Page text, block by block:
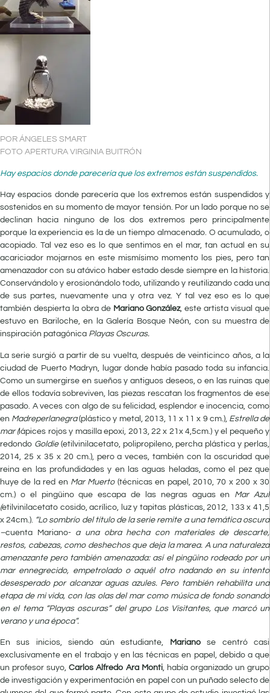
POR ÁNGELES SMART
FOTO APERTURA VIRGINIA BUITRÓN
Hay espacios donde parecería que los extremos están suspendidos.
Hay espacios donde parecería que los extremos están suspendidos y
sostenidos en su momento de mayor tensión. Por un lado porque no se
declinan hacia ninguno de los dos extremos pero principalmente
porque la experiencia es la de un tiempo almacenado. O acumulado, o
acopiado. Tal vez eso es lo que sentimos en el mar, tan actual en su
acariciador mojarnos en este mismísimo momento los pies, pero tan
amenazador con su atávico haber estado desde siempre en la historia.
Conservándolo y erosionándolo todo, utilizando y reutilizando cada una
de sus partes, nuevamente una y otra vez. Y tal vez eso es lo que
también despierta la obra de Mariano González, este artista visual que
estuvo en Bariloche, en la Galería Bosque Neón, con su muestra de
inspiración patagónica Playas Oscuras.
La serie surgió a partir de su vuelta, después de veinticinco años, a la
ciudad de Puerto Madryn, lugar donde había pasado toda su infancia.
Como un sumergirse en sueños y antiguos deseos, o en las ruinas que
de ellos todavía sobreviven, las piezas rescatan los fragmentos de ese
pasado. A veces con algo de su felicidad, esplendor e inocencia, como
en Madreperlanegra(plástico y metal, 2013, 11 x 11 x 9 cm.), Estrella de
mar (lápices rojos y masilla epoxi, 2013, 22 x 21x 4,5cm.) y el pequeño y
redondo Goldie(etilvinilacetato, polipropileno, percha plástica y perlas,
2014, 25 x 35 x 20 cm.), pero a veces, también con la oscuridad que
reina en las profundidades y en las aguas heladas, como el pez que
huye de la red en Mar Muerto(técnicas en papel, 2010, 70 x 200 x 30
cm.) o el pingüino que escapa de las negras aguas en Mar Azul
(etilvinilacetato cosido, acrílico, luz y tapitas plásticas, 2012, 133 x 41,5
x 24cm.). “Lo sombrío del título de la serie remite a una temática oscura
–cuenta Mariano-a una obra hecha con materiales de descarte,
restos, cabezas, como deshechos que deja la marea. A una naturaleza
amenazante pero también amenazada: así el pingüino rodeado por un
mar ennegrecido, empetrolado o aquél otro nadando en su intento
desesperado por alcanzar aguas azules. Pero también rehabilita una
etapa de mi vida, con las olas del mar como música de fondo sonando
en el tema “Playas oscuras” del grupo Los Visitantes, que marcó un
verano y una época”.
En sus inicios, siendo aún estudiante, Marianose centró casi
exclusivamente en el trabajo y en las técnicas en papel, debido a que
un profesor suyo,Carlos Alfredo Ara Monti, había organizado un grupo
de investigación y experimentación en papel con un puñado selecto de